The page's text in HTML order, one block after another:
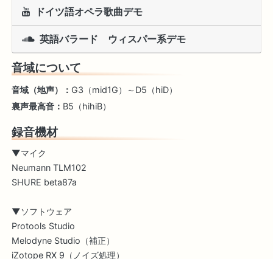
ドイツ語オペラ歌曲デモ
英語バラード ウィスパー系デモ
音域について
音域（地声）： G3（mid1G）～D5（hiD）
裏声最高音： B5（hihiB）
録音機材
▼マイク
Neumann TLM102
SHURE beta87a
▼ソフトウェア
Protools Studio
Melodyne Studio（補正）
iZotope RX 9（ノイズ処理）